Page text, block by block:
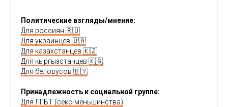
Политические взгляды/мнение:
Для россиян 🇷🇺
Для украинцев 🇺🇦
Для казахстанцев 🇰🇿
Для кыргызстанцев 🇰🇬
Для белорусов 🇧🇾
Принадлежность к социальной группе:
Для ЛГБТ (секс-меньшинства)